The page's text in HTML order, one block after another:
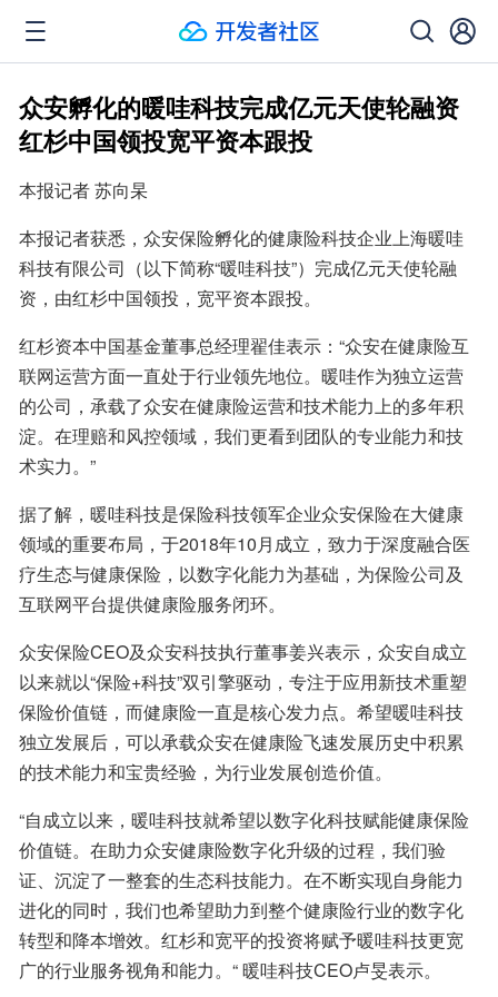
众安孵化的暖哇科技完成亿元天使轮融资
红杉中国领投宽平资本跟投
本报记者 苏向杲
本报记者获悉，众安保险孵化的健康险科技企业上海暖哇
科技有限公司（以下简称“暖哇科技”）完成亿元天使轮融
资，由红杉中国领投，宽平资本跟投。
红杉资本中国基金董事总经理翟佳表示：“众安在健康险互
联网运营方面一直处于行业领先地位。暖哇作为独立运营
的公司，承载了众安在健康险运营和技术能力上的多年积
淀。在理赔和风控领域，我们更看到团队的专业能力和技
术实力。”
据了解，暖哇科技是保险科技领军企业众安保险在大健康
领域的重要布局，于2018年10月成立，致力于深度融合医
疗生态与健康保险，以数字化能力为基础，为保险公司及
互联网平台提供健康险服务闭环。
众安保险CEO及众安科技执行董事姜兴表示，众安自成立
以来就以“保险+科技”双引擎驱动，专注于应用新技术重塑
保险价值链，而健康险一直是核心发力点。希望暖哇科技
独立发展后，可以承载众安在健康险飞速发展历史中积累
的技术能力和宝贵经验，为行业发展创造价值。
“自成立以来，暖哇科技就希望以数字化科技赋能健康保险
价值链。在助力众安健康险数字化升级的过程，我们验
证、沉淀了一整套的生态科技能力。在不断实现自身能力
进化的同时，我们也希望助力到整个健康险行业的数字化
转型和降本增效。红杉和宽平的投资将赋予暖哇科技更宽
广的行业服务视角和能力。“ 暖哇科技CEO卢旻表示。